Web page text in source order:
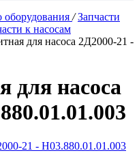
/ Запчасти
к насосам
для насоса 2Д2000-21 -
для насоса